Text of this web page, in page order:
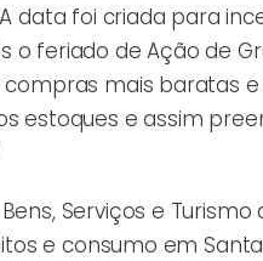
data foi criada para
o feriado de Ação de
mais baratas
estoques e assim
Serviços e
e consumo em